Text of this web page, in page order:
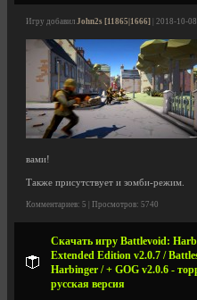
Игру добавил John2s [11865|1666] | 2018-10-08 |
вами!
Также присутствует и зомби-режим.
Комментариев: 5 | Просмотров: 5740
Скачать игру Battlevoid:
Extended Edition v2.0.7 /
Harbinger / + GOG v2.0.6 -
русская версия